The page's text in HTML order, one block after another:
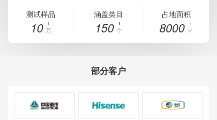
测试样品
10 万
涵盖类目
150 个
占地面积
8000 ㎡
部分客户